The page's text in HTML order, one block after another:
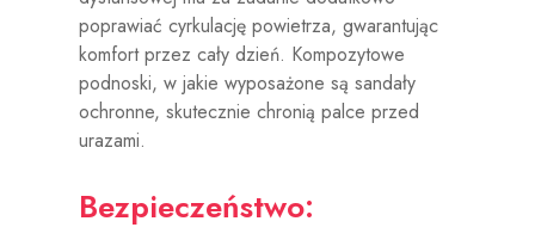
poprawiać cyrkulację powietrza, gwarantując
komfort przez cały dzień. Kompozytowe
podnoski, w jakie wyposażone są sandały
ochronne, skutecznie chronią palce przed
urazami.
Bezpieczeństwo: